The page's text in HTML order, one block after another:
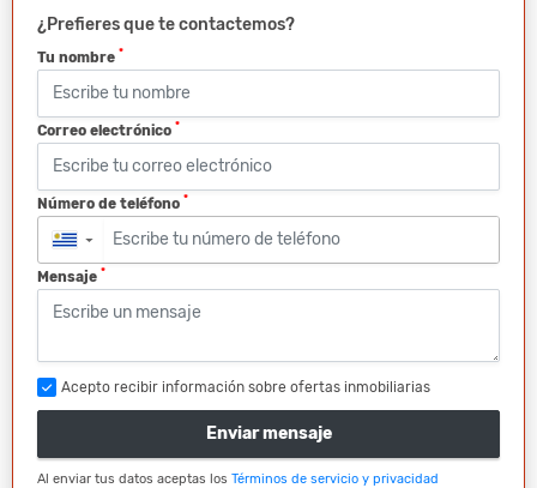
¿Prefieres que te contactemos?
Tu nombre *
Correo electrónico *
Número de teléfono *
▼
Mensaje *
Acepto recibir información sobre ofertas inmobiliarias
Enviar mensaje
Al enviar tus datos aceptas los Términos de servicio y privacidad